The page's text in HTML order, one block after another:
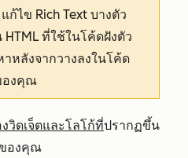
ก้ไข Rich Text บางตัว
ที่ใช้ในโค้ดฝังตัว
หลังจากวางลงในโค้ด
องคุณ
วิดเจ็ตและโลโก้ที่ปรากฏขึ้น
ของคุณ